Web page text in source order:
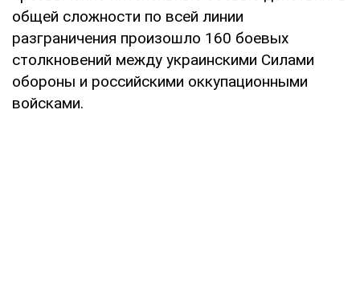
общей сложности по всей линии
разграничения произошло 160 боевых
столкновений между украинскими Силами
обороны и российскими оккупационными
войсками.